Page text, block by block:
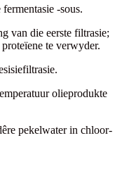
-sous.
van die eerste filtrasie;
te verwyder.
olieprodukte
pekelwater in chloor-